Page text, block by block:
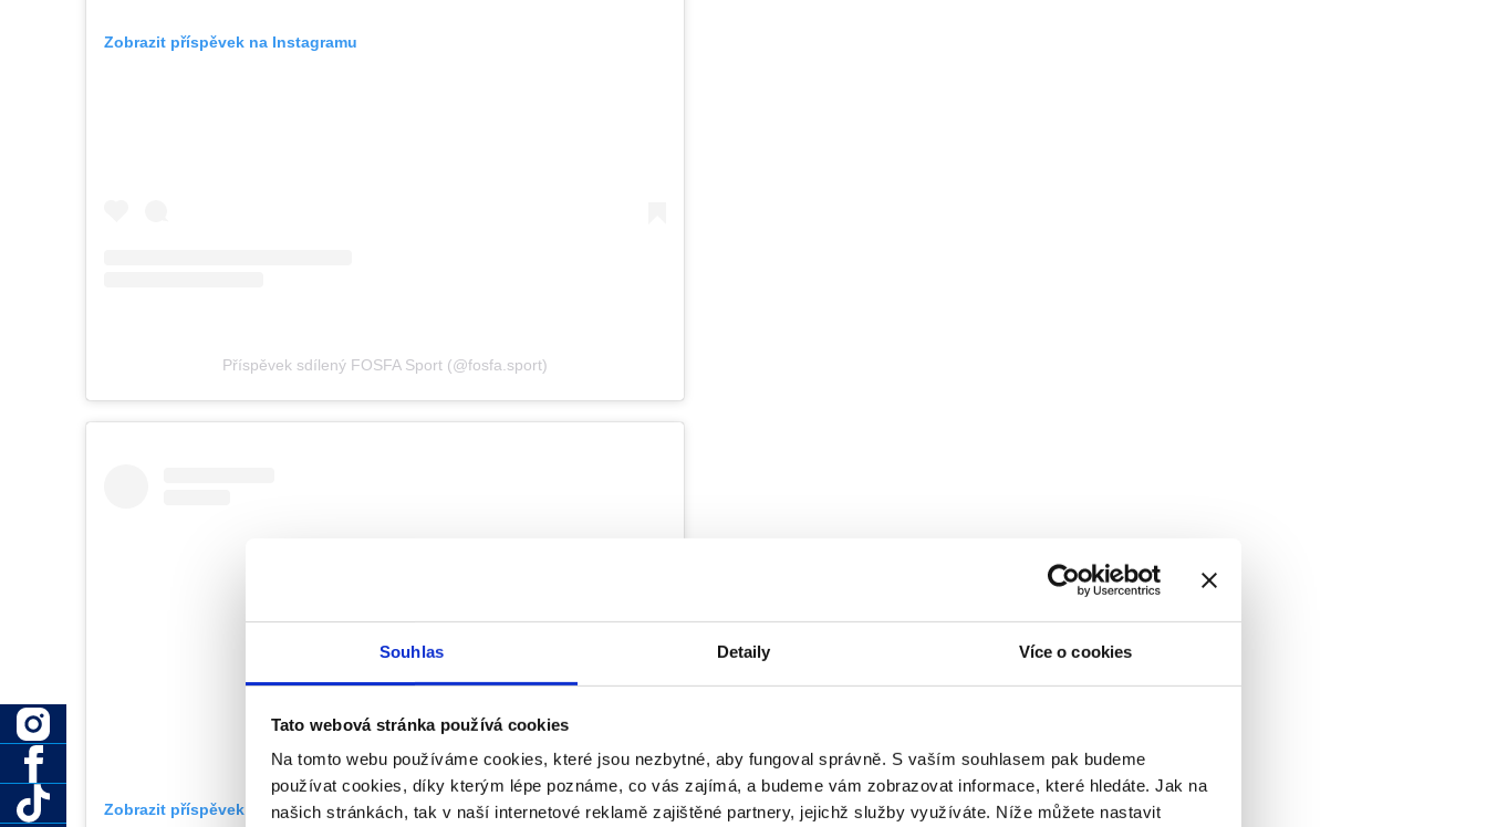
Souhlas Detaily Více o cookies
Tato webová stránka používá cookies
Na tomto webu používáme cookies, které jsou nezbytné, aby fungoval správně. S vaším souhlasem pak budeme
používat cookies, díky kterým lépe poznáme, co vás zajímá, a budeme vám zobrazovat informace, které hledáte. Jak na
našich stránkách, tak v naší internetové reklamě zajištěné partnery, jejichž služby využíváte. Níže můžete nastavit
Zobrazit příspěvek na Instagramu
Příspěvek sdílený FOSFA Sport (@fosfa.sport)
Zobrazit příspěvek na Instagramu